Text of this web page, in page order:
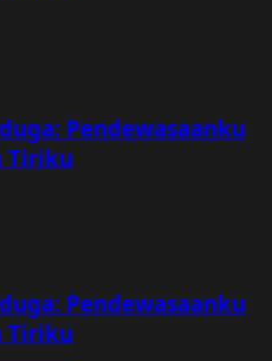
Pendewasaanku
Tiriku
Pendewasaanku
Tiriku